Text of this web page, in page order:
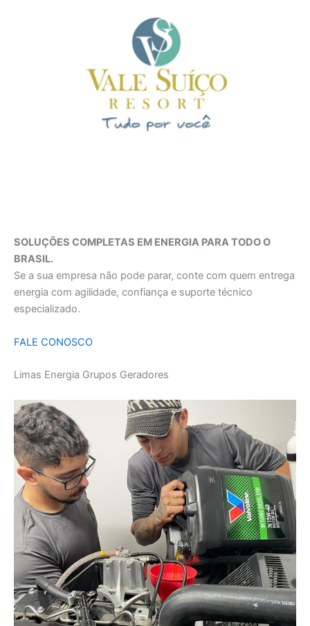
SOLUÇÕES COMPLETAS EM ENERGIA PARA TODO O
BRASIL.
Se a sua empresa não pode parar, conte com quem entrega
energia com agilidade, confiança e suporte técnico
especializado.
FALE CONOSCO
Limas Energia Grupos Geradores